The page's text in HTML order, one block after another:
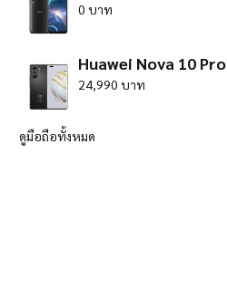
0 บาท
Huawei Nova 10 Pro
24,990 บาท
ดูมือถือทั้งหมด